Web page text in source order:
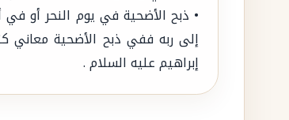
• ذبح الأضحية في يوم النحر أو
إلى ربه ففي ذبح الأضحية معاني
إبراهيم عليه السلام .